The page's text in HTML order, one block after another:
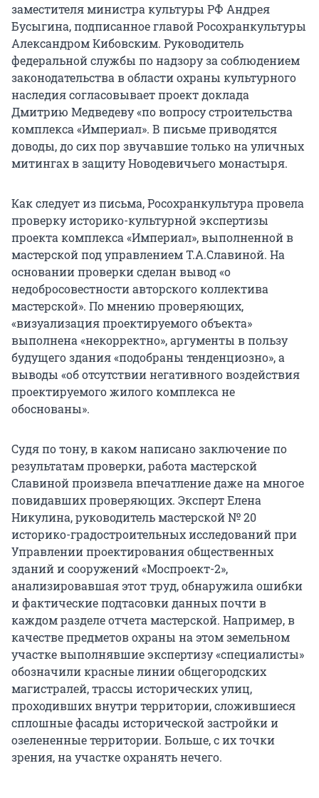
заместителя министра культуры РФ Андрея
Бусыгина, подписанное главой Росохранкультуры
Александром Кибовским. Руководитель
федеральной службы по надзору за соблюдением
законодательства в области охраны культурного
наследия согласовывает проект доклада
Дмитрию Медведеву «по вопросу строительства
комплекса «Империал». В письме приводятся
доводы, до сих пор звучавшие только на уличных
митингах в защиту Новодевичьего монастыря.
Как следует из письма, Росохранкультура провела
проверку историко-культурной экспертизы
проекта комплекса «Империал», выполненной в
мастерской под управлением Т.А.Славиной. На
основании проверки сделан вывод «о
недобросовестности авторского коллектива
мастерской». По мнению проверяющих,
«визуализация проектируемого объекта»
выполнена «некорректно», аргументы в пользу
будущего здания «подобраны тенденциозно», а
выводы «об отсутствии негативного воздействия
проектируемого жилого комплекса не
обоснованы».
Судя по тону, в каком написано заключение по
результатам проверки, работа мастерской
Славиной произвела впечатление даже на многое
повидавших проверяющих. Эксперт Елена
Никулина, руководитель мастерской № 20
историко-градостроительных исследований при
Управлении проектирования общественных
зданий и сооружений «Моспроект-2»,
анализировавшая этот труд, обнаружила ошибки
и фактические подтасовки данных почти в
каждом разделе отчета мастерской. Например, в
качестве предметов охраны на этом земельном
участке выполнявшие экспертизу «специалисты»
обозначили красные линии общегородских
магистралей, трассы исторических улиц,
проходивших внутри территории, сложившиеся
сплошные фасады исторической застройки и
озелененные территории. Больше, с их точки
зрения, на участке охранять нечего.